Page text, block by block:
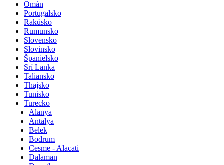
Omán
Portugalsko
Rakúsko
Rumunsko
Slovensko
Slovinsko
Španielsko
Srí Lanka
Taliansko
Thajsko
Tunisko
Turecko
Alanya
Antalya
Belek
Bodrum
Cesme - Alacati
Dalaman